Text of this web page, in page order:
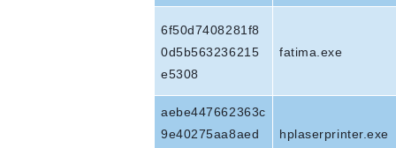
6f50d7408281f8
0d5b563236215
e5308
fatima.exe
aebe447662363c
9e40275aa8aed
hplaserprinter.exe